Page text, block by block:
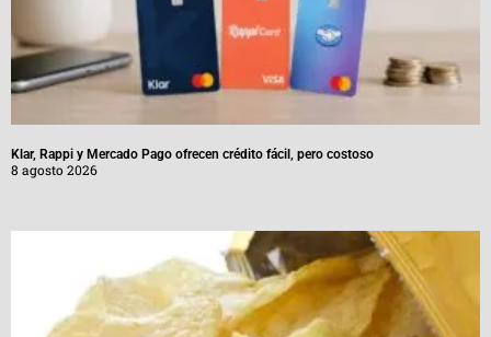
Klar, Rappi y Mercado Pago ofrecen crédito fácil, pero costoso
8 agosto 2026